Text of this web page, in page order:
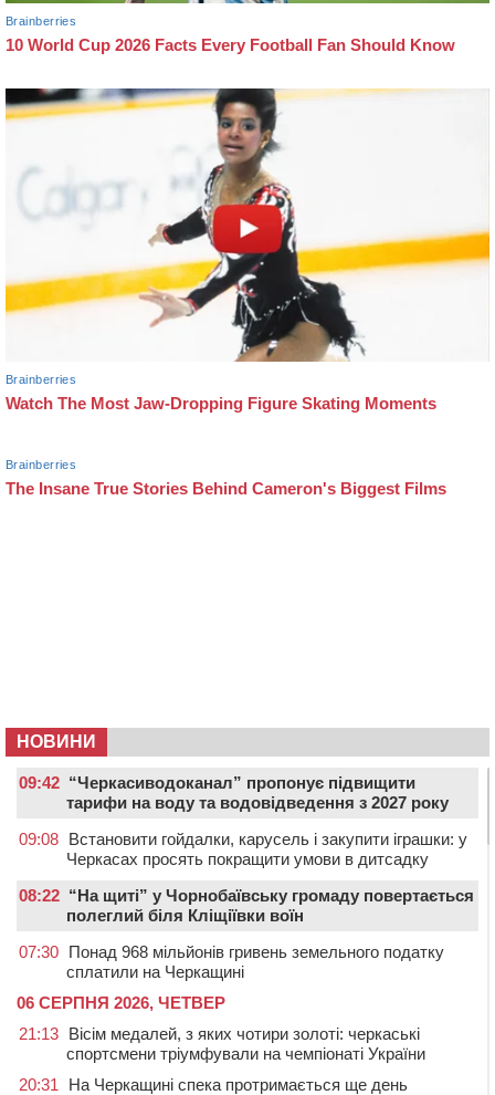
НОВИНИ
09:42 “Черкасиводоканал” пропонує підвищити
тарифи на воду та водовідведення з 2027 року
09:08 Встановити гойдалки, карусель і закупити іграшки: у
Черкасах просять покращити умови в дитсадку
08:22 “На щиті” у Чорнобаївську громаду повертається
полеглий біля Кліщіївки воїн
07:30 Понад 968 мільйонів гривень земельного податку
сплатили на Черкащині
06 СЕРПНЯ 2026, ЧЕТВЕР
21:13 Вісім медалей, з яких чотири золоті: черкаські
спортсмени тріумфували на чемпіонаті України
20:31
На Черкащині спека протримається ще день